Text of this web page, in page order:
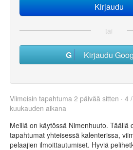
tai
Kirjaudu
Viimeisin tapahtuma 2 päivää sitten · 4
kuukauden aikana
Meillä on käytössä Nimenhuuto. Täällä
tapahtumat yhteisessä kalenterissa,
pelaajien ilmoittautumiset. Hyviä